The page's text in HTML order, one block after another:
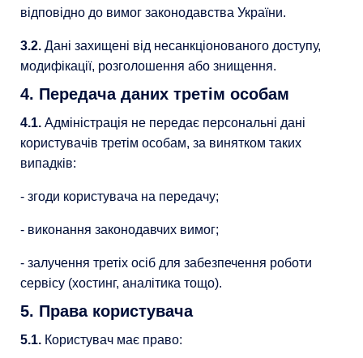
відповідно до вимог законодавства України.
3.2. Дані захищені від несанкціонованого доступу,
модифікації, розголошення або знищення.
4. Передача даних третім особам
4.1. Адміністрація не передає персональні дані
користувачів третім особам, за винятком таких
випадків:
- згоди користувача на передачу;
- виконання законодавчих вимог;
- залучення третіх осіб для забезпечення роботи
сервісу (хостинг, аналітика тощо).
5. Права користувача
5.1. Користувач має право: